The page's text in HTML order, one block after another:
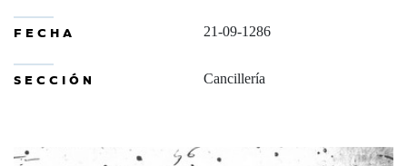
FECHA 21-09-1286
SECCIÓN Cancillería